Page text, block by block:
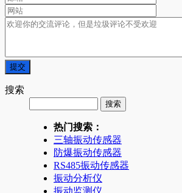
搜索
热门搜索：
三轴振动传感器
防爆振动传感器
RS485振动传感器
振动分析仪
振动监测仪